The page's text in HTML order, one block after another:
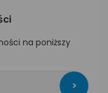
na poniższy
>